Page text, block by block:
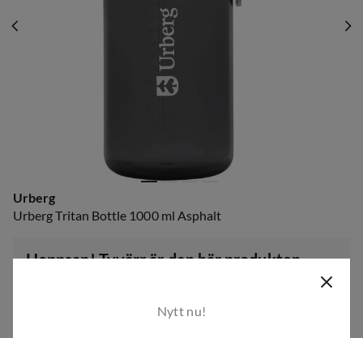
Urberg
Urberg Tritan Bottle 1000 ml Asphalt
Hoppsan! Tyvärr är den här produkten
och träning utomhus. Ta gärna en titt på vårt breda
Nytt nu!